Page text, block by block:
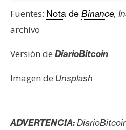
Fuentes: Nota de Binance,
archivo
Versión de DiarioBitcoin
Imagen de Unsplash
ADVERTENCIA: